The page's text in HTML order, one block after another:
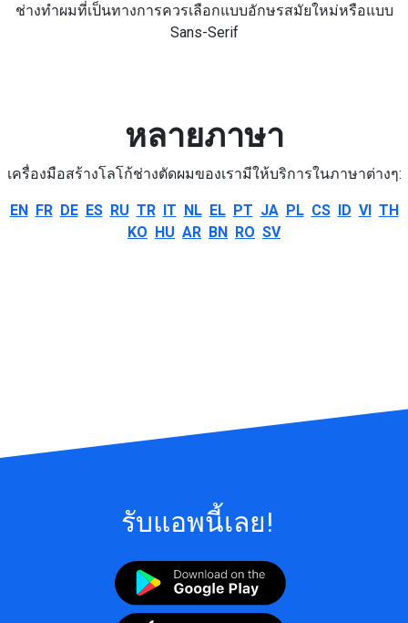
ช่างทำผมที่เป็นทางการควรเลือกแบบอักษรสมัยใหม่หรือแบบ
Sans-Serif
หลายภาษา
เครื่องมือสร้างโลโก้ช่างตัดผมของเรามีให้บริการในภาษาต่างๆ:
EN FR DE ES RU TR IT NL EL PT JA PL CS ID VI TH
KO HU AR BN RO SV
รับแอพนี้เลย!